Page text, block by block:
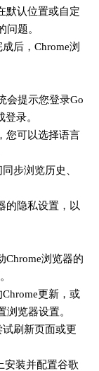
默认位置或自定
问题。
后，Chrome浏
会提示您登录Go
录。
您可以选择语言
步浏览历史、
的隐私设置，以
Chrome浏览器的
更新，或
览器设置。
刷新页面或更
安装并配置谷歌